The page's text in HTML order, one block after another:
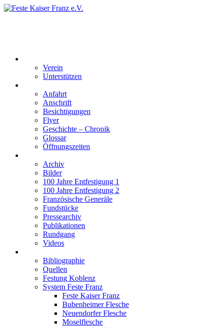
Verein
Unterstützen
Anfahrt
Anschrift
Besichtigungen
Flyer
Geschichte – Chronik
Glossar
Öffnungszeiten
Archiv
Bilder
100 Jahre Entfestigung 1
100 Jahre Entfestigung 2
Französische Generäle
Fundstücke
Pressearchiv
Publikationen
Rundgang
Videos
Bibliographie
Quellen
Festung Koblenz
System Feste Franz
Feste Kaiser Franz
Bubenheimer Flesche
Neuendorfer Flesche
Moselflesche